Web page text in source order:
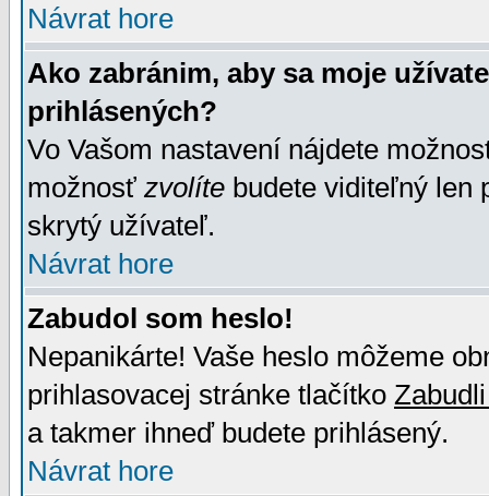
Návrat hore
Ako zabránim, aby sa moje
prihlásených?
Vo Vašom nastavení nájdete
možnosť zvolíte budete viditeľný len
skrytý užívateľ.
Návrat hore
Zabudol som heslo!
Nepanikárte! Vaše heslo môžeme
prihlasovacej stránke tlačítko
a takmer ihneď budete prihlásený.
Návrat hore